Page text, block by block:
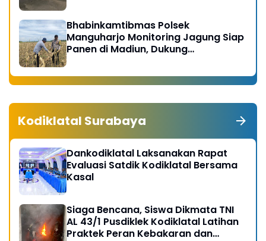
Bhabinkamtibmas Polsek
Manguharjo Monitoring Jagung Siap
Panen di Madiun, Dukung
Kodiklatal Surabaya
Dankodiklatal Laksanakan Rapat
Evaluasi Satdik Kodiklatal Bersama
Kasal
Siaga Bencana, Siswa Dikmata TNI
AL 43/1 Pusdiklek Kodiklatal Latihan
Praktek Peran Kebakaran dan